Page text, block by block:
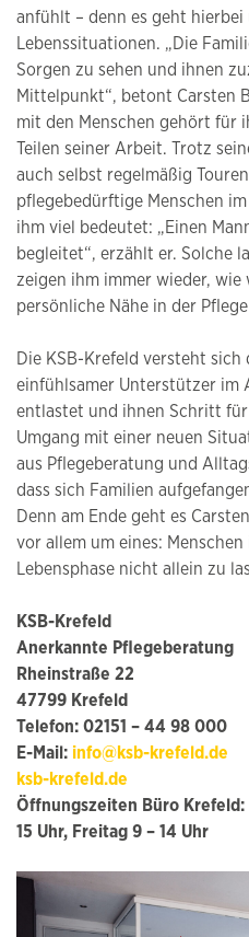
anfühlt – denn es geht hierbei
Lebenssituationen. „Die
Sorgen zu sehen und ihnen
Mittelpunkt“, betont Carsten
mit den Menschen gehört für
Teilen seiner Arbeit. Trotz
auch selbst regelmäßig
pflegebedürftige Menschen
ihm viel bedeutet: „Einen
begleitet“, erzählt er. Solche
zeigen ihm immer wieder,
persönliche Nähe in der
Die KSB-Krefeld versteht sich
einfühlsamer Unterstützer im
entlastet und ihnen Schritt
Umgang mit einer neuen
aus Pflegeberatung und
dass sich Familien
Denn am Ende geht es
vor allem um eines:
Lebensphase nicht allein zu
KSB-Krefeld
Anerkannte Pflegeberatung
Rheinstraße 22
47799 Krefeld
Telefon: 02151 – 44 98 000
E-Mail: info@ksb-krefeld.de
ksb-krefeld.de
Öffnungszeiten Büro Krefeld:
15 Uhr, Freitag 9 – 14 Uhr